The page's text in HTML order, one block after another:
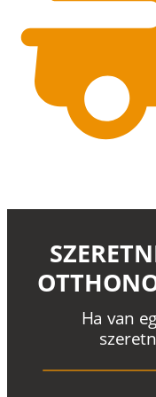
Ha van eg
szeretn